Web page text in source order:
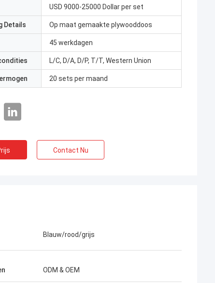
USD 9000-25000 Dollar per set
Details Op maat gemaakte plywooddoos
45 werkdagen
L/C, D/A, D/P, T/T, Western Union
20 sets per maand
Contact Nu
Blauw/rood/grijs
ODM & OEM